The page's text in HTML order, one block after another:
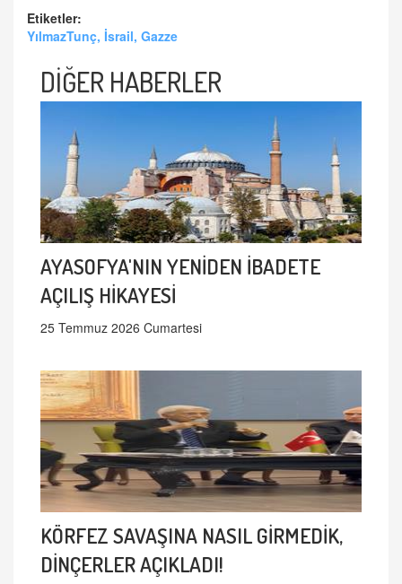
Etiketler:
YılmazTunç, İsrail, Gazze
DİĞER HABERLER
AYASOFYA'NIN YENİDEN İBADETE
AÇILIŞ HİKAYESİ
25 Temmuz 2026 Cumartesi
KÖRFEZ SAVAŞINA NASIL GİRMEDİK,
DİNÇERLER AÇIKLADI!